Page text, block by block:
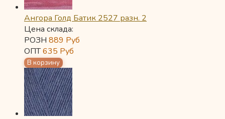
Ангора Голд Батик 2527 разн. 2
Цена склада:
РОЗН 889 Руб
ОПТ635 Руб